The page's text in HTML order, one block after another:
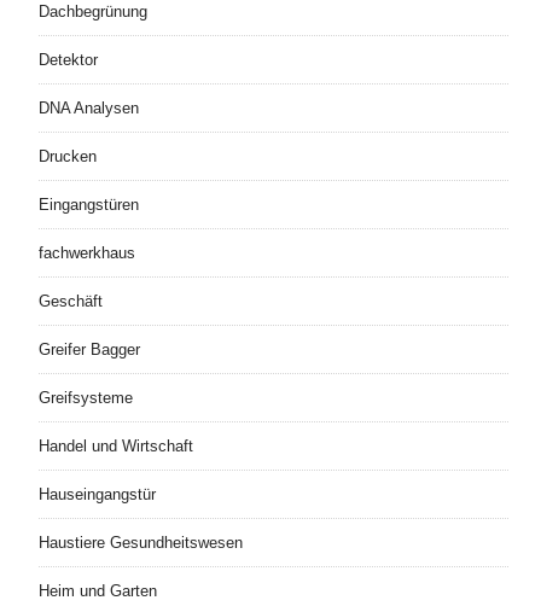
Dachbegrünung
Detektor
DNA Analysen
Drucken
Eingangstüren
fachwerkhaus
Geschäft
Greifer Bagger
Greifsysteme
Handel und Wirtschaft
Hauseingangstür
Haustiere Gesundheitswesen
Heim und Garten